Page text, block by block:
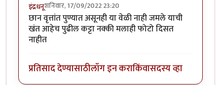
इंद्रधनूशनिवार, 17/09/2022 23:20
छान वृत्तांत पुण्यात असूनही या वेळी नाही जमले याची
खंत आहेच पुढील कट्टा नक्की मलाही फोटो दिसत
नाहीत
प्रतिसाद देण्यासाठीलॉग इन कराकिंवासदस्य व्हा